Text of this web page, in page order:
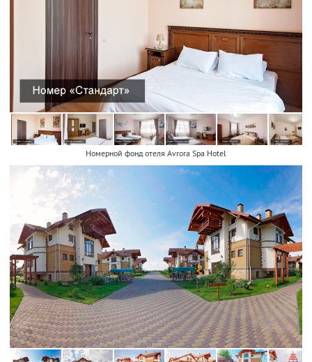
Номерной фонд отеля Avrora Spa Hotel